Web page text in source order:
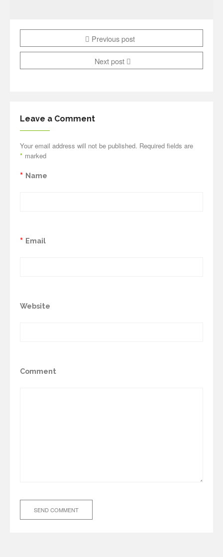
Previous post
Next post
Leave a Comment
Your email address will not be published. Required fields are
marked
*
Name
*
Email
*
Website
Comment